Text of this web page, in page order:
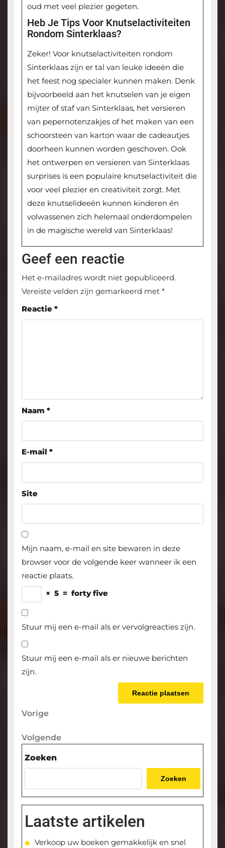
oud met veel plezier gegeten.
Heb Je Tips Voor Knutselactiviteiten
Rondom Sinterklaas?
Zeker! Voor knutselactiviteiten rondom
Sinterklaas zijn er tal van leuke ideeën die
het feest nog specialer kunnen maken. Denk
bijvoorbeeld aan het knutselen van je eigen
mijter of staf van Sinterklaas, het versieren
van pepernotenzakjes of het maken van een
schoorsteen van karton waar de cadeautjes
doorheen kunnen worden geschoven. Ook
het ontwerpen en versieren van Sinterklaas
surprises is een populaire knutselactiviteit die
voor veel plezier en creativiteit zorgt. Met
deze knutselideeën kunnen kinderen én
volwassenen zich helemaal onderdompelen
in de magische wereld van Sinterklaas!
Geef een reactie
Het e-mailadres wordt niet gepubliceerd.
Vereiste velden zijn gemarkeerd met *
Reactie *
Naam *
E-mail *
Site
Mijn naam, e-mail en site bewaren in deze
browser voor de volgende keer wanneer ik een
reactie plaats.
× 5 = forty five
Stuur mij een e-mail als er vervolgreacties zijn.
Stuur mij een e-mail als er nieuwe berichten
zijn.
Berichtnavigatie
Vorige
Vorige
Volgende
Volgende
Zoeken
Zoeken
Laatste artikelen
Verkoop uw boeken gemakkelijk en snel